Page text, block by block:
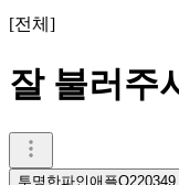
[전체 ]
잘 불러주
투명한파인애플O220349